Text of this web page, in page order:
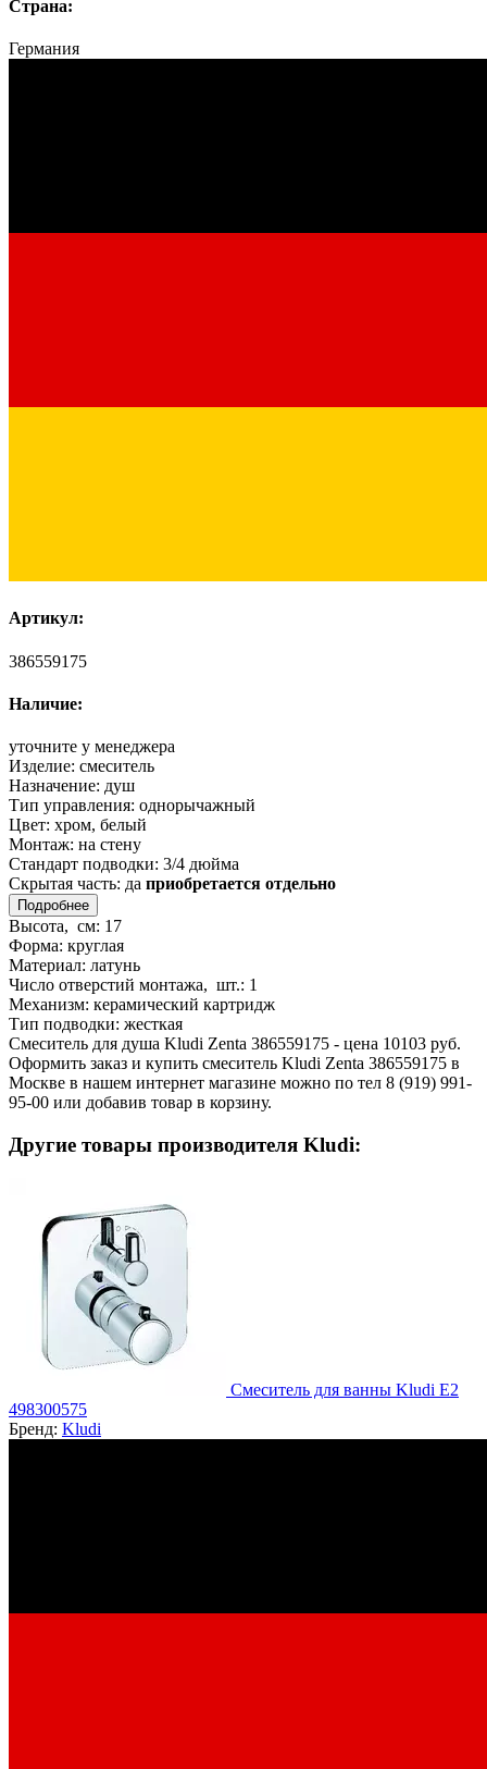
Страна:
Германия
Артикул:
386559175
Наличие:
уточните у менеджера
Изделие: смеситель
Назначение: душ
Тип управления: однорычажный
Цвет: хром, белый
Монтаж: на стену
Стандарт подводки: 3/4 дюйма
Скрытая часть: да приобретается отдельно
Подробнее
Высота, см: 17
Форма: круглая
Материал: латунь
Число отверстий монтажа, шт.: 1
Механизм: керамический картридж
Тип подводки: жесткая
Смеситель для душа Kludi Zenta 386559175 - цена 10103 руб.
Оформить заказ и купить смеситель Kludi Zenta 386559175 в
Москве в нашем интернет магазине можно по тел 8 (919) 991-
95-00 или добавив товар в корзину.
Другие товары производителя Kludi:
Смеситель для ванны Kludi E2
498300575
Бренд: Kludi